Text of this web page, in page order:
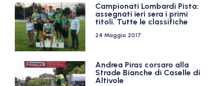
Campionati Lombardi Pista:
assegnati ieri sera i primi
titoli. Tutte le classifiche
24 Maggio 2017
Andrea Piras corsaro alla
Strade Bianche di Caselle di
Altivole